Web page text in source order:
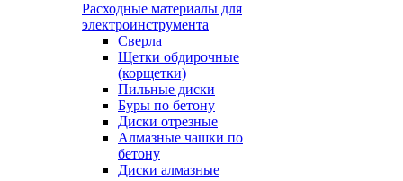
Расходные материалы для
электроинструмента
Сверла
Щетки обдирочные
(корщетки)
Пильные диски
Буры по бетону
Диски отрезные
Алмазные чашки по
бетону
Диски алмазные